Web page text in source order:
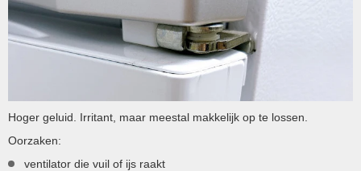
Hoger geluid. Irritant, maar meestal makkelijk op te lossen.
Oorzaken:
ventilator die vuil of ijs raakt